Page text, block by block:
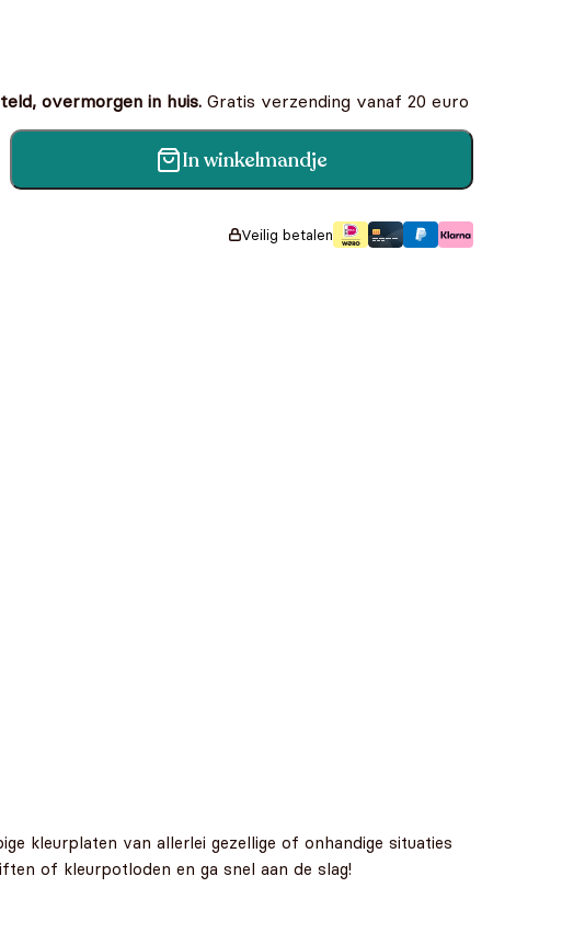
overmorgen in huis. Gratis verzending vanaf 20 euro
KLEURBOEK aantalIn winkelmandje
Veilig betalen
kleurplaten van allerlei gezellige of onhandige situaties
of kleurpotloden en ga snel aan de slag!